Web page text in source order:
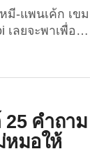
มี-แพนเค้ก เขม
เลยจะพาเพื่อน
กรณ์” ว่า
ว่า...
25 คำถาม
หมอให้